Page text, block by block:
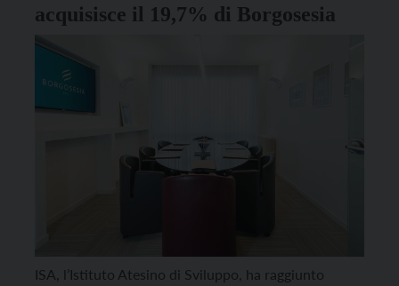
acquisisce il 19,7% di Borgosesia
ISA, l’Istituto Atesino di Sviluppo, ha raggiunto